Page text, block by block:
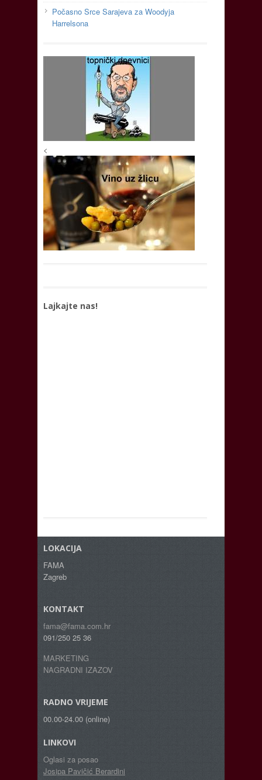
Počasno Srce Sarajeva za Woodyja
Harrelsona
<
Lajkajte nas!
LOKACIJA
FAMA
Zagreb
KONTAKT
fama@fama.com.hr
091/250 25 36
MARKETING
NAGRADNI IZAZOV
RADNO VRIJEME
00.00-24.00 (online)
LINKOVI
Oglasi za posao
Josipa Pavičić Berardini